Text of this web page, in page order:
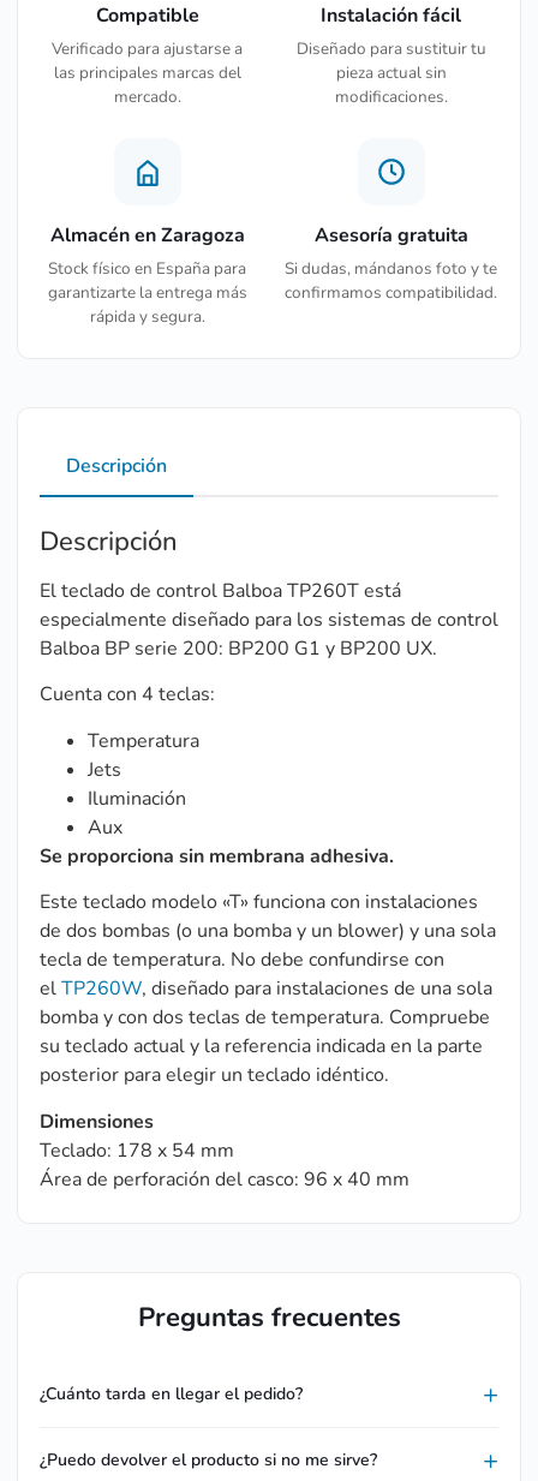
Compatible
Verificado para ajustarse a
las principales marcas del
mercado.
Instalación fácil
Diseñado para sustituir tu
pieza actual sin
modificaciones.
Almacén en Zaragoza
Stock físico en España para
garantizarte la entrega más
rápida y segura.
Asesoría gratuita
Si dudas, mándanos foto y te
confirmamos compatibilidad.
Descripción
Descripción
El teclado de control Balboa TP260T está
especialmente diseñado para los sistemas de control
Balboa BP serie 200: BP200 G1 y BP200 UX.
Cuenta con 4 teclas:
Temperatura
Jets
Iluminación
Aux
Se proporciona sin membrana adhesiva.
Este teclado modelo «T» funciona con instalaciones
de dos bombas (o una bomba y un blower) y una sola
tecla de temperatura. No debe confundirse con
elTP260W, diseñado para instalaciones de una sola
bomba y con dos teclas de temperatura. Compruebe
su teclado actual y la referencia indicada en la parte
posterior para elegir un teclado idéntico.
Dimensiones
Teclado: 178 x 54 mm
Área de perforación del casco: 96 x 40 mm
Preguntas frecuentes
¿Cuánto tarda en llegar el pedido?
¿Puedo devolver el producto si no me sirve?